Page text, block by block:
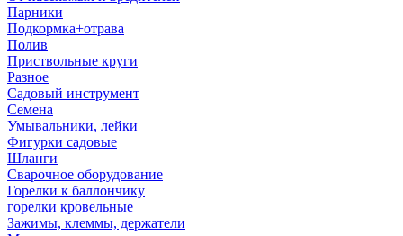
Парники
Подкормка+отрава
Полив
Приствольные круги
Разное
Садовый инструмент
Семена
Умывальники, лейки
Фигурки садовые
Шланги
Сварочное оборудование
Горелки к баллончику
горелки кровельные
Зажимы, клеммы, держатели